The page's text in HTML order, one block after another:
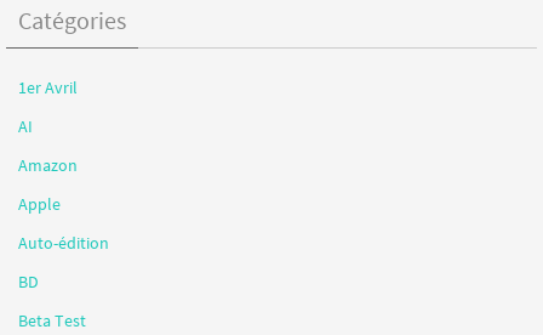
Catégories
1er Avril
AI
Amazon
Apple
Auto-édition
BD
Beta Test